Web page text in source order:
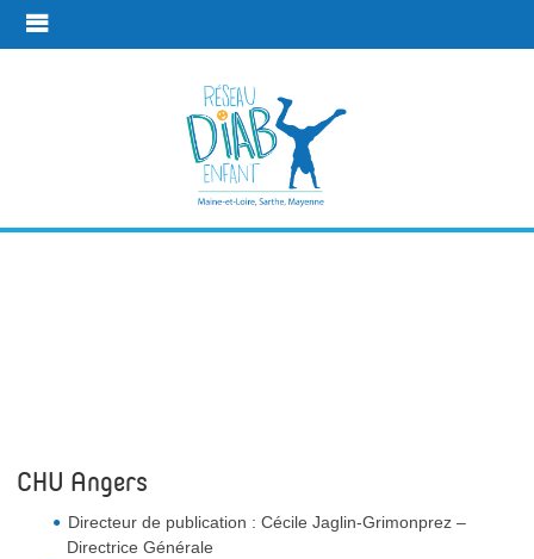
Mentions légales et crédits
CHU Angers
Directeur de publication : Cécile Jaglin-Grimonprez –
Directrice Générale